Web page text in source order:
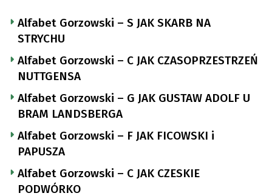
Alfabet Gorzowski – S JAK SKARB NA
STRYCHU
Alfabet Gorzowski – C JAK CZASOPRZESTRZEŃ
NUTTGENSA
Alfabet Gorzowski – G JAK GUSTAW ADOLF U
BRAM LANDSBERGA
Alfabet Gorzowski – F JAK FICOWSKI i
PAPUSZA
Alfabet Gorzowski – C JAK CZESKIE
PODWÓRKO